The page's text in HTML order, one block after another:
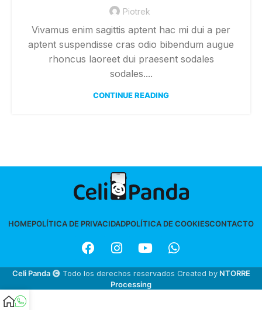
Piotrek
Vivamus enim sagittis aptent hac mi dui a per
aptent suspendisse cras odio bibendum augue
rhoncus laoreet dui praesent sodales
sodales....
CONTINUE READING
HOMEPOLÍTICA DE PRIVACIDADPOLÍTICA DE COOKIESCONTACTO
Celi Panda Todo los derechos reservados Created byNTORRE
Processing